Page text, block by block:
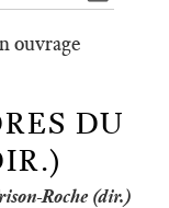
ouvrage
DU
Roche (dir.)